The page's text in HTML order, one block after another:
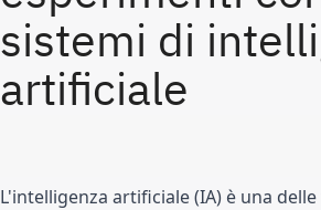
sistemi di
artificiale
L'intelligenza artificiale (IA) è una